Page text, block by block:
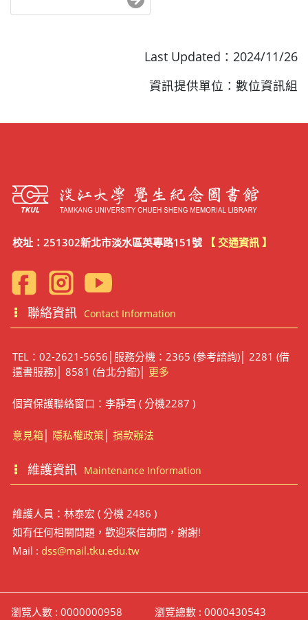
Last Updated：2024/11/26
資訊提供單位：數位資訊組
校址：251302新北市淡水區英專路151號 【 交通資訊 】
聯絡資訊 Contact Information
TEL：02-2621-5656│服務分機：2365 (參考諮詢)│ 2281 (借
還書服務)│ 8581 (台北分館)│ 更多
個資保護聯絡窗口：李靜君 ( 分機2287 )
意見箱│ 隱私權政策│ 捐款辦法
維護資訊 Maintenance Information
維護人員：林泰宏 ( 分機 2486 )
如有任何相關問題，歡迎來信詢問，謝謝!
Mail : dss@mail.tku.edu.tw
瀏覽人數 : 0000000958
瀏覽總數 : 0000430543